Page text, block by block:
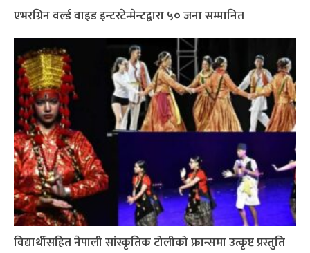
एभरग्रिन वर्ल्ड वाइड इन्टरटेन्मेन्टद्वारा ५० जना सम्मानित
विद्यार्थीसहित नेपाली सांस्कृतिक टोलीको फ्रान्समा उत्कृष्ट प्रस्तुति